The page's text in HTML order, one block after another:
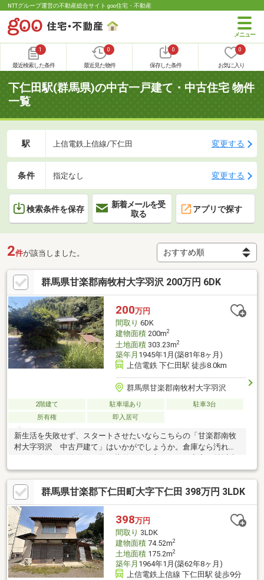
NTTグループ運営の不動産総合サイト goo住宅・不動産
1
最近検索した条件
0
最近見た物件
0
保存した条件
0
お気に入り
下仁田駅(群馬県)の中古一戸建て・中古住宅 物件
一覧
駅 上信電鉄上信線/下仁田 変更する
条件 指定なし 変更する
検索条件を保存
新着メールを受
取る
アプリで探す
2件が該当しました。
群馬県甘楽郡南牧村大字羽沢 200万円 6DK
200万円
間取り 6DK
建物面積200m2
土地面積303.23m2
築年月 1945年1月(築81年8ヶ月)
上信電鉄 下仁田駅 徒歩8.0km
群馬県甘楽郡南牧村大字羽沢
2階建て 駐車場あり
駐車3台
所有権
即入居可
新生活を失敗せず、スタートさせたいならこちらの「甘楽郡南牧
村大字羽沢 中古戸建て」はいかがでしょうか。倉庫なら汚れる
があるので、小さいお子さんと一緒に寝ることが出来ます。こち
らは中古一戸建ての物件です。和室8畳以上なら、広々としたテー
ブルなども置く事が出来ます。建物面積200平米の物件は住み心
地が良いと評判です。駐車が最大4台可能です。広々とした空間で
来客も招きやすいです。
群馬県甘楽郡下仁田町大字下仁田 398万円 3LDK
398万円
間取り 3LDK
建物面積74.52m2
土地面積175.2m2
築年月 1964年1月(築62年8ヶ月)
上信電鉄上信線 下仁田駅 徒歩9分